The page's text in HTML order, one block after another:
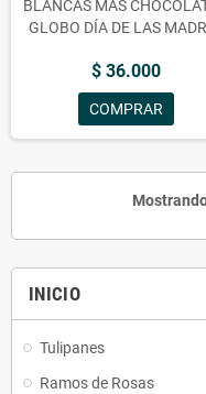
INICIO
Tulipanes
Ramos de Rosas
BLANCAS MÁS
GLOBO DÍA DE LAS
$ 36.000
COMPRAR